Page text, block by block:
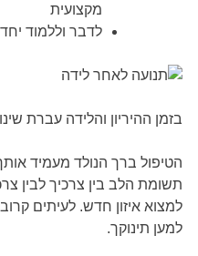
מקצועית
לדבר וללמוד
בזמן ההיריון והלידה עברת
הטיפול ברך הנולד מעמיד
תשומת הלב בין צרכיך לבין
למצוא איזון חדש. לעיתים
למען תינוקך.